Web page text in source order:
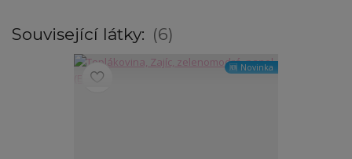
Související látky: 6
🆕 Novinka